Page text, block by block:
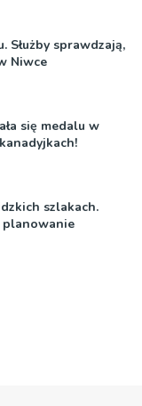
Służby sprawdzają,
Niwce
się medalu w
szlakach.
planowanie